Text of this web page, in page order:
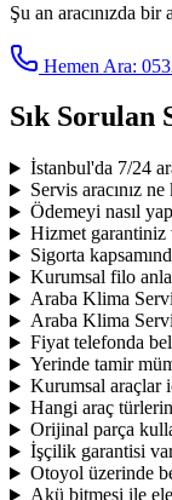
Şu an aracınızda
Hemen Ara:
Sık Sorulan
İstanbul'da 7/24
Servis aracınız
Ödemeyi nasıl
Hizmet garantiniz
Sigorta
Kurumsal filo
Araba Klima
Araba Klima
Fiyat telefonda
Yerinde tamir
Kurumsal araçlar
Hangi araç
Orijinal parça
İşçilik garantisi
Otoyol üzerinde
Akü bitmesi ile